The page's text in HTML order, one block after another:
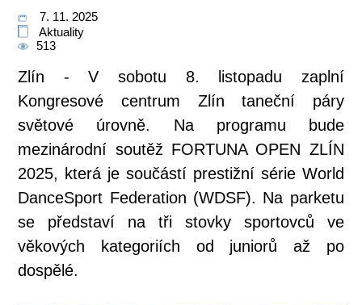
7. 11. 2025
Aktuality
513
Zlín - V sobotu 8. listopadu zaplní
Kongresové centrum Zlín taneční páry
světové úrovně. Na programu bude
mezinárodní soutěž FORTUNA OPEN ZLÍN
2025, která je součástí prestižní série World
DanceSport Federation (WDSF). Na parketu
se představí na tři stovky sportovců ve
věkových kategoriích od juniorů až po
dospělé.